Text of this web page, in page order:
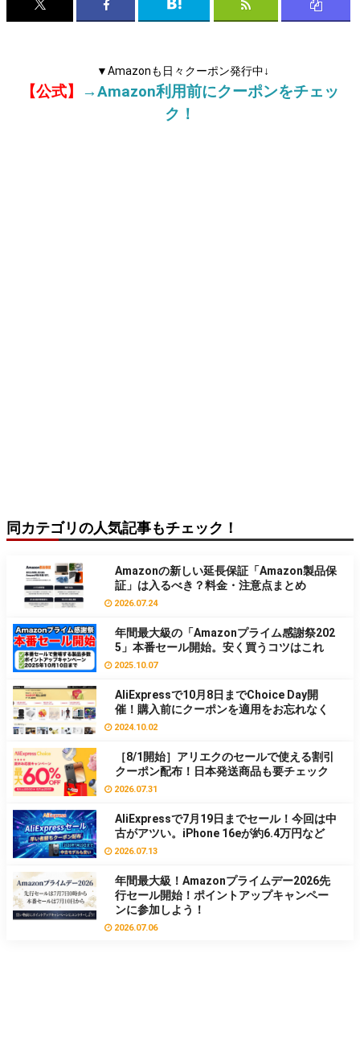
▼Amazonも日々クーポン発行中↓
【公式】
→Amazon利用前にクーポンをチェッ
ク！
同カテゴリの人気記事もチェック！
Amazonの新しい延長保証「Amazon製品保
証」は入るべき？料金・注意点まとめ
2026.07.24
年間最大級の「Amazonプライム感謝祭202
5」本番セール開始。安く買うコツはこれ
2025.10.07
AliExpressで10月8日までChoice Day開
催！購入前にクーポンを適用をお忘れなく
2024.10.02
［8/1開始］アリエクのセールで使える割引
クーポン配布！日本発送商品も要チェック
2026.07.31
AliExpressで7月19日までセール！今回は中
古がアツい。iPhone 16eが約6.4万円など
2026.07.13
年間最大級！Amazonプライムデー2026先
行セール開始！ポイントアップキャンペー
ンに参加しよう！
2026.07.06